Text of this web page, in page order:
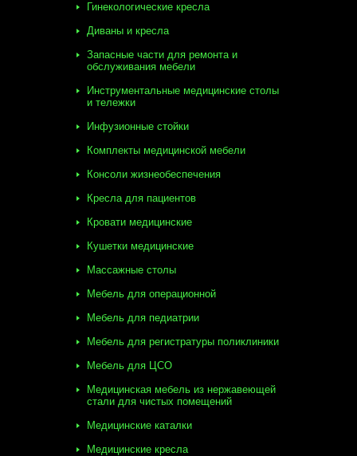
Гинекологические кресла
Диваны и кресла
Запасные части для ремонта и
обслуживания мебели
Инструментальные медицинские столы
и тележки
Инфузионные стойки
Комплекты медицинской мебели
Консоли жизнеобеспечения
Кресла для пациентов
Кровати медицинские
Кушетки медицинские
Массажные столы
Мебель для операционной
Мебель для педиатрии
Мебель для регистратуры поликлиники
Мебель для ЦСО
Медицинская мебель из нержавеющей
стали для чистых помещений
Медицинские каталки
Медицинские кресла